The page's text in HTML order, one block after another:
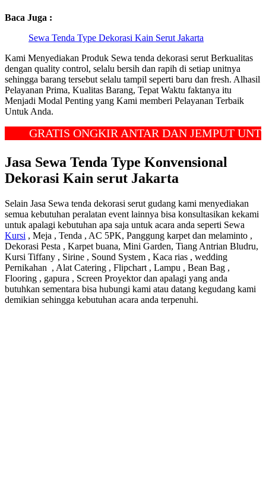
Baca Juga :
Sewa Tenda Type Dekorasi Kain Serut Jakarta
Kami Menyediakan Produk Sewa tenda dekorasi serut Berkualitas
dengan quality control, selalu bersih dan rapih di setiap unitnya
sehingga barang tersebut selalu tampil seperti baru dan fresh. Alhasil
Pelayanan Prima, Kualitas Barang, Tepat Waktu faktanya itu
Menjadi Modal Penting yang Kami memberi Pelayanan Terbaik
Untuk Anda.
GRATIS ONGKIR ANTAR DAN JEMPUT UNTUK
Jasa Sewa Tenda Type Konvensional
Dekorasi Kain serut Jakarta
Selain Jasa Sewa tenda dekorasi serut gudang kami menyediakan
semua kebutuhan peralatan event lainnya bisa konsultasikan kekami
untuk apalagi kebutuhan apa saja untuk acara anda seperti Sewa
Kursi , Meja , Tenda , AC 5PK, Panggung karpet dan melaminto ,
Dekorasi Pesta , Karpet buana, Mini Garden, Tiang Antrian Bludru,
Kursi Tiffany , Sirine , Sound System , Kaca rias , wedding
Pernikahan , Alat Catering , Flipchart , Lampu , Bean Bag ,
Flooring , gapura , Screen Proyektor dan apalagi yang anda
butuhkan sementara bisa hubungi kami atau datang kegudang kami
demikian sehingga kebutuhan acara anda terpenuhi.